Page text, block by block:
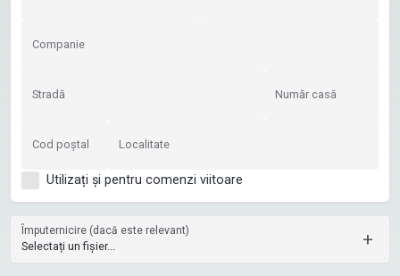
Companie
Stradă Număr casă
Cod poștal Localitate
Utilizați și pentru comenzi viitoare
Împuternicire (dacă este relevant)
Selectați un fișier... +